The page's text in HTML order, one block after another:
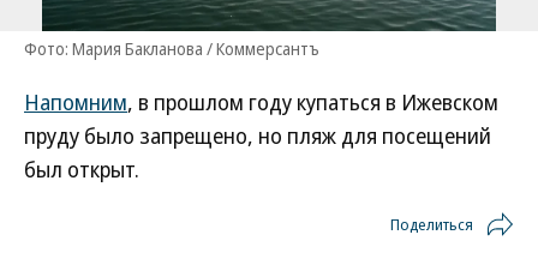
Фото: Мария Бакланова / Коммерсантъ
Напомним, в прошлом году купаться в Ижевском
пруду было запрещено, но пляж для посещений
был открыт.
Поделиться